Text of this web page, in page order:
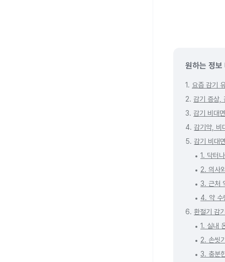
원하는 정보
1. 요즘 감기
2. 감기 증상,
3. 감기 비대
4. 감기약, 비
5. 감기 비대
1. 닥터
2. 의사
3. 근처
4. 약 수
6. 환절기 감
1. 실내
2. 손씻
3. 충분